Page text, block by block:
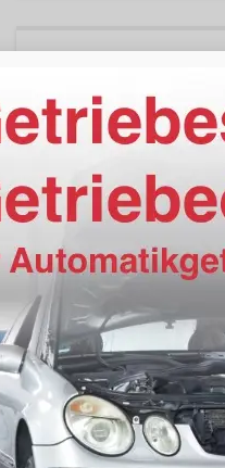
Volkswagen Taigo
unverbindliche Lieferzeit:
19363
Benzin Außenfarbe